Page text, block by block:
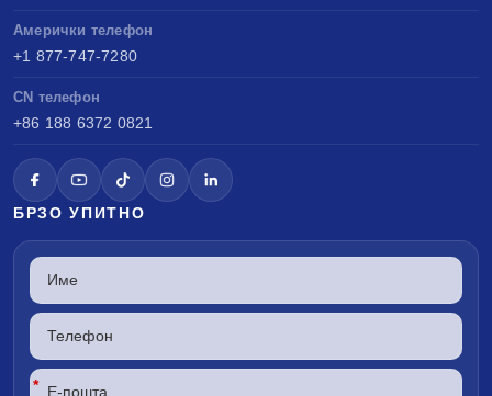
Амерички телефон
+1 877-747-7280
CN телефон
+86 188 6372 0821
БРЗО УПИТНО
*